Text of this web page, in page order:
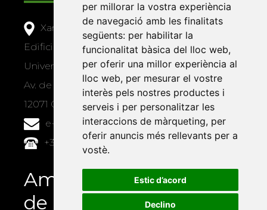
per millorar la vostra experiència
de navegació amb les finalitats
següents: per habilitar la
funcionalitat bàsica del lloc web,
per oferir una millor experiència al
lloc web, per mesurar el vostre
interès pels nostres productes i
serveis i per personalitzar les
interaccions de màrqueting, per
oferir anuncis més rellevants per a
vostè.
Estic d’acord
Declino
Xarxa Vives d'Universitats
Edifici Àgora
Universitat Jaume I, local 10
Av. de Vicent Sos Baynat, s/n
12071 Castelló de la Plana
e-buc@vives.org
+34 964 72 89 93
Amb el suport
de